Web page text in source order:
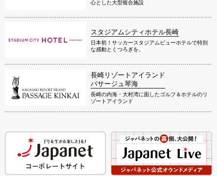
心とした大型複合施設
スタジアムシティホテル長崎
日本初！サッカースタジアムビューホテルで特別
な感動とくつろぎを。
長崎リゾートアイランド
パサージュ琴海
長崎の内海・大村湾に面したゴルフ＆ホテルのリ
ゾートアイランド